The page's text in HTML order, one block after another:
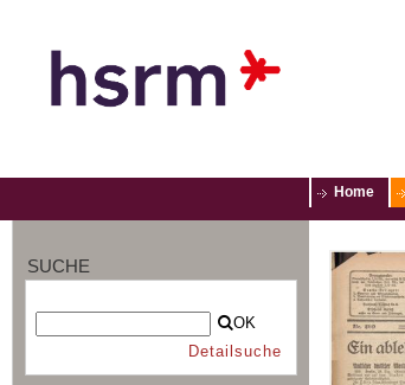
Home
SUCHE
OK
Detailsuche